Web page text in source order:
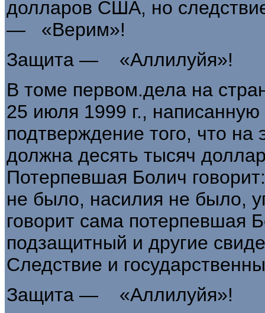
долларов США, но
— «Верим»!
Защита — «Аллилуйя»!
В томе первом.дела на
25 июля 1999 г.,
подтверждение того, что
должна десять тысяч
Потерпевшая Болич
не было, насилия не было,
говорит сама потерпев­шая
подзащитный и дру­гие
Следствие и
Защита — «Аллилуйя»!